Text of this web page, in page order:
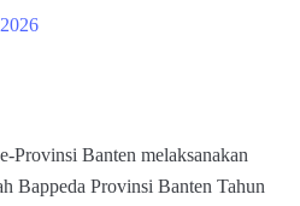
Provinsi Banten melaksanakan
Bappeda Provinsi Banten Tahun